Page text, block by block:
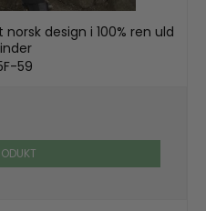
design i 100% ren uld
59